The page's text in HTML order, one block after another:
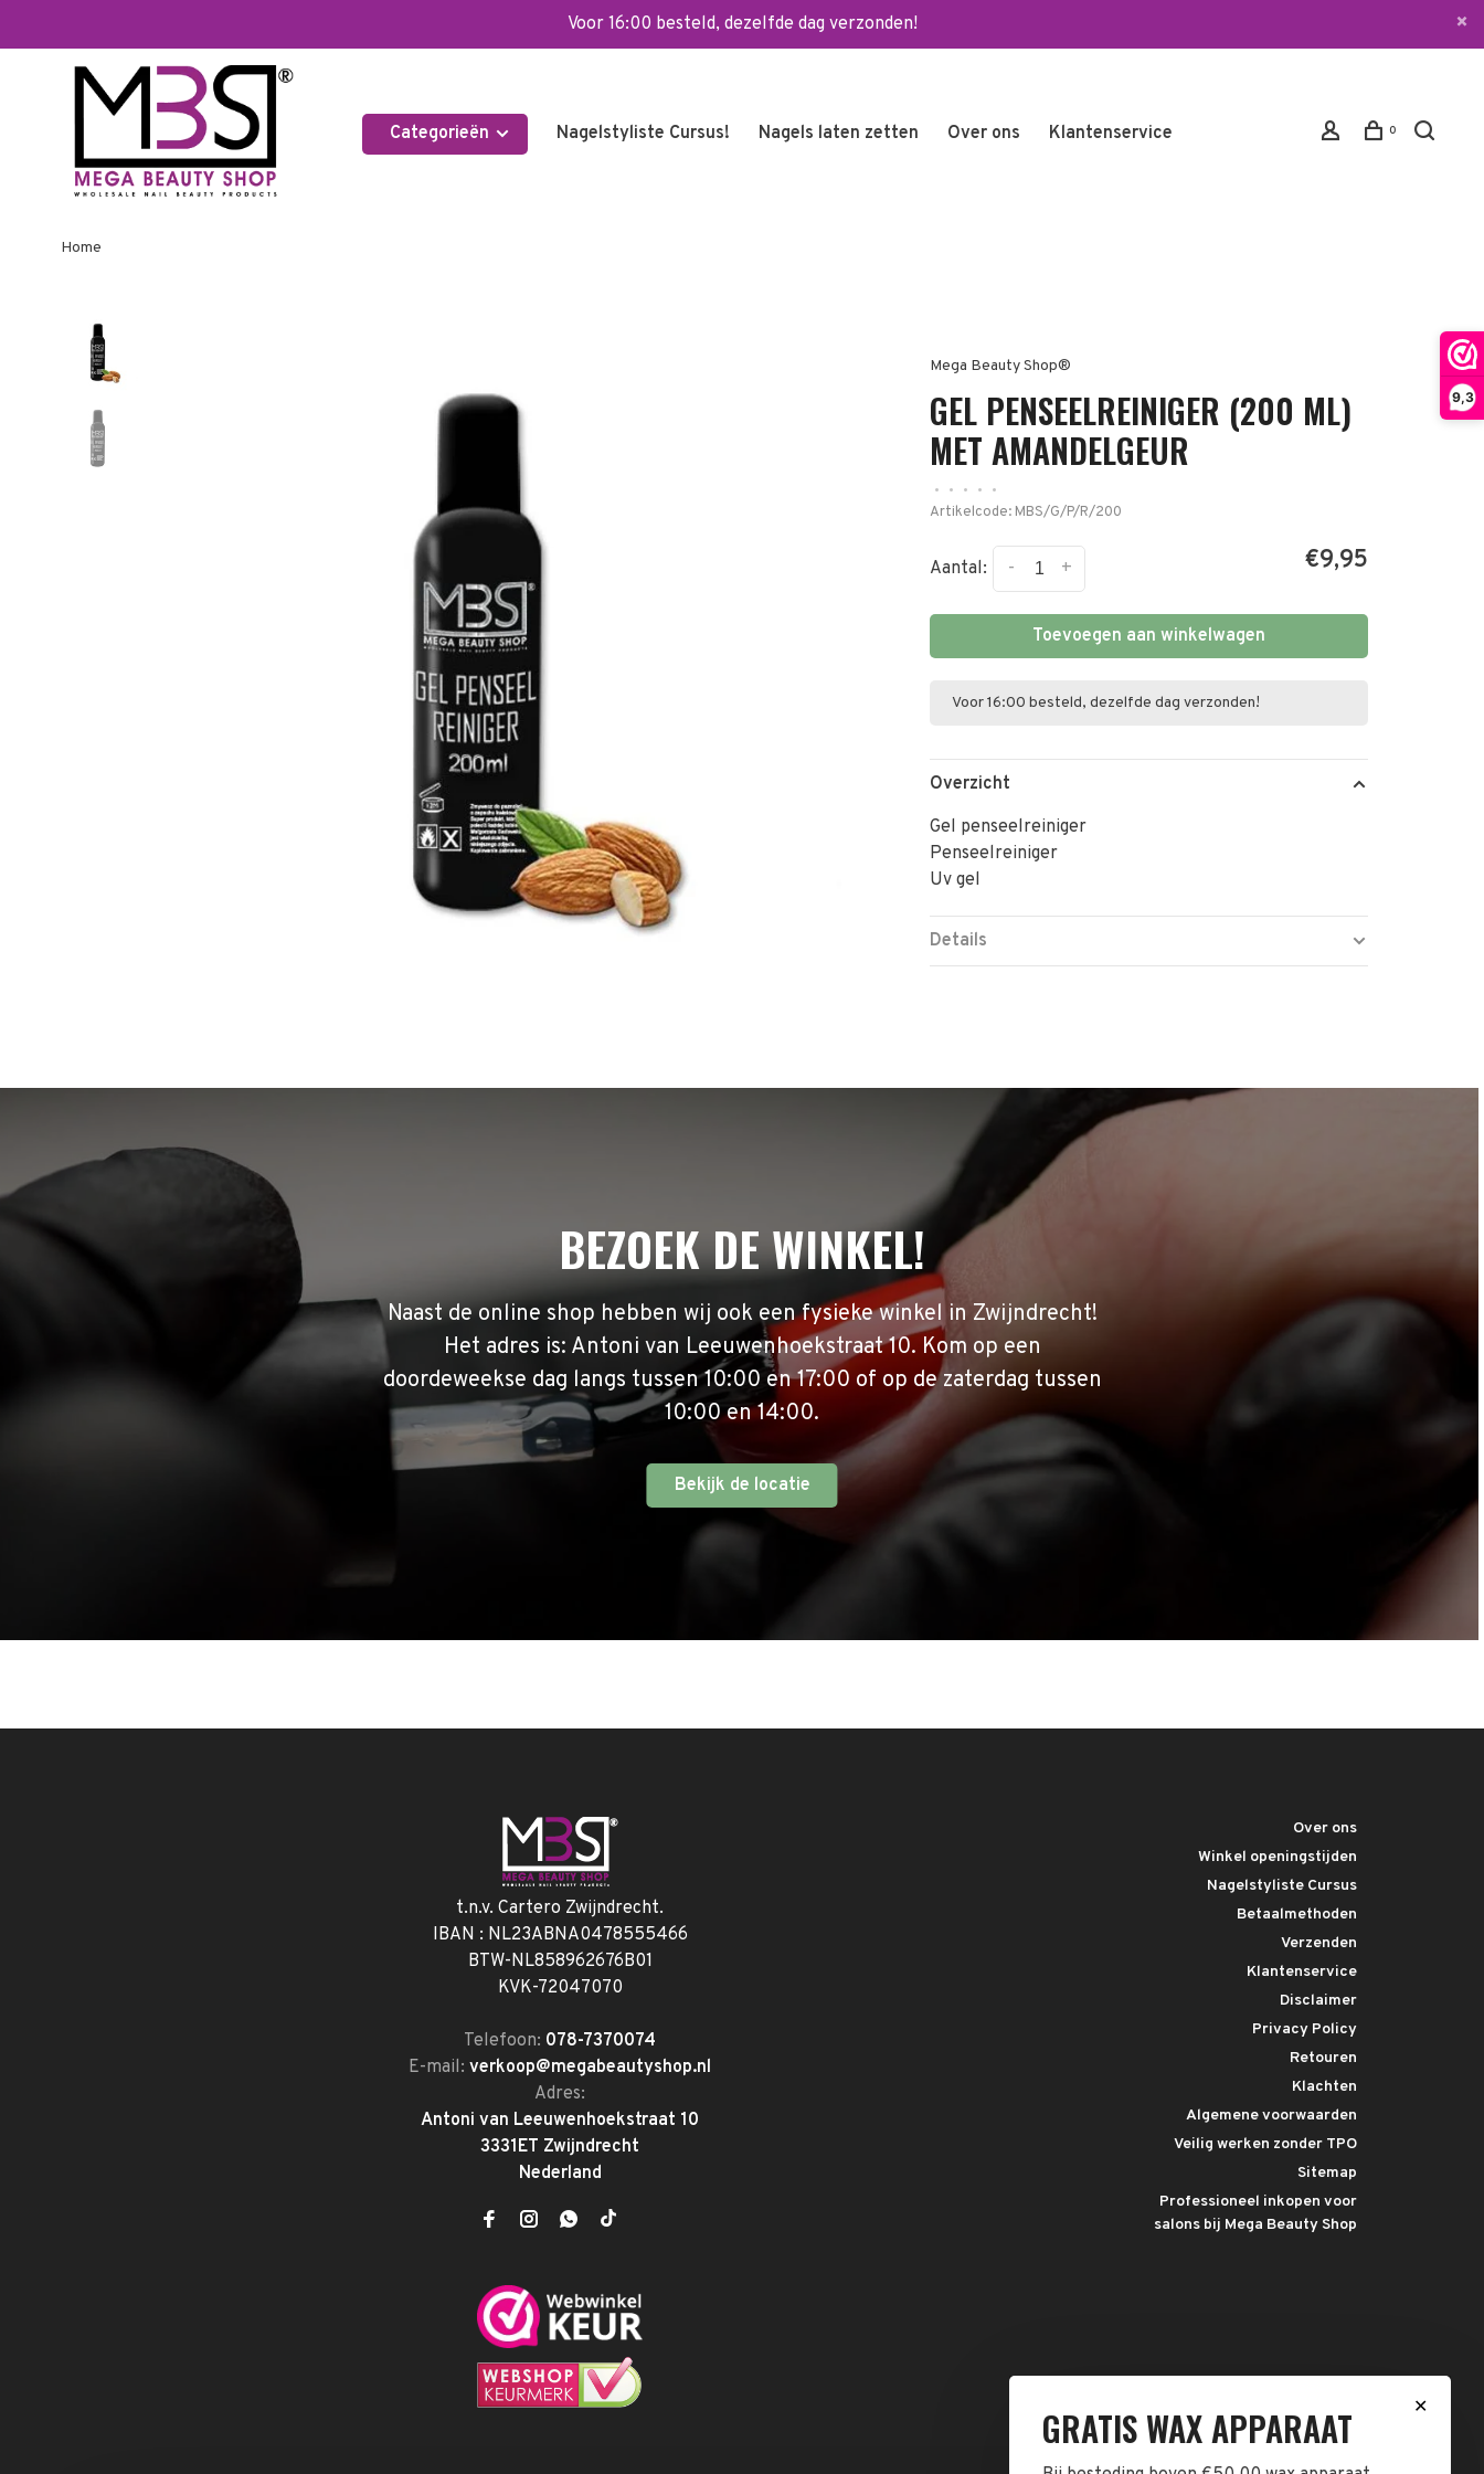
9,3
Voor 16:00 besteld, dezelfde dag verzonden!
Categorieën Nagelstyliste Cursus! Nagels laten zetten Over ons Klantenservice 0
Home
Mega Beauty Shop®
GEL PENSEELREINIGER (200 ML)
MET AMANDELGEUR
• • • •
•
Artikelcode: MBS/G/P/R/200
Aantal: +
- €9,95
Toevoegen aan winkelwagen
Voor 16:00 besteld, dezelfde dag verzonden!
Overzicht
Gel penseelreiniger
Penseelreiniger
Uv gel
Details
BEZOEK DE WINKEL!
Naast de online shop hebben wij ook een fysieke winkel in Zwijndrecht!
Het adres is: Antoni van Leeuwenhoekstraat 10. Kom op een
doordeweekse dag langs tussen 10:00 en 17:00 of op de zaterdag tussen
10:00 en 14:00.
Bekijk de locatie
t.n.v. Cartero Zwijndrecht.
IBAN : NL23ABNA0478555466
BTW-NL858962676B01
KVK-72047070
Telefoon: 078-7370074
E-mail:verkoop@megabeautyshop.nl
Adres:
Antoni van Leeuwenhoekstraat 10
3331ET Zwijndrecht
Nederland
Over ons
Winkel openingstijden
Nagelstyliste Cursus
Betaalmethoden
Verzenden
Klantenservice
Disclaimer
Privacy Policy
Retouren
Klachten
Algemene voorwaarden
Veilig werken zonder TPO
Sitemap
Professioneel inkopen voor
salons bij Mega Beauty Shop
✕
GRATIS WAX APPARAAT